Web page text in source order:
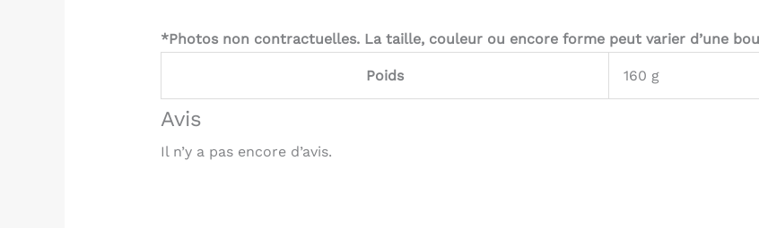
*Photos non contractuelles. La taille, couleur ou encore forme peut varier d’une
Poids 160 g
Avis
Il n’y a pas encore d’avis.